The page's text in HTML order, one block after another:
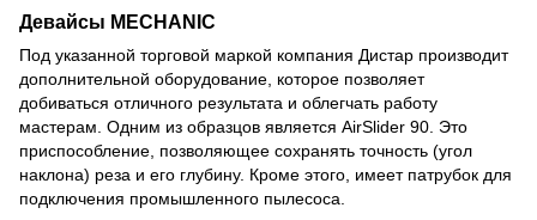
Девайсы MECHANIC
Под указанной торговой маркой компания Дистар производит
дополнительной оборудование, которое позволяет
добиваться отличного результата и облегчать работу
мастерам. Одним из образцов является AirSlider 90. Это
приспособление, позволяющее сохранять точность (угол
наклона) реза и его глубину. Кроме этого, имеет патрубок для
подключения промышленного пылесоса.